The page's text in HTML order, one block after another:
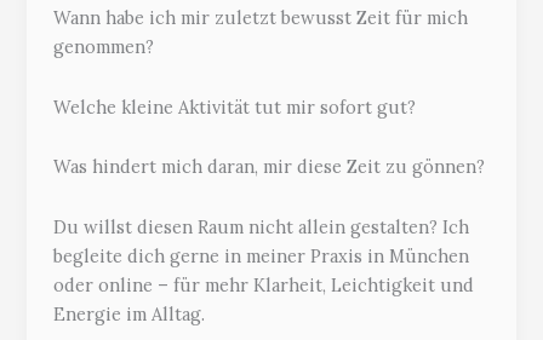
Wann habe ich mir zuletzt bewusst Zeit für mich
genommen?
Welche kleine Aktivität tut mir sofort gut?
Was hindert mich daran, mir diese Zeit zu gönnen?
Du willst diesen Raum nicht allein gestalten? Ich
begleite dich gerne in meiner Praxis in München
oder online – für mehr Klarheit, Leichtigkeit und
Energie im Alltag.